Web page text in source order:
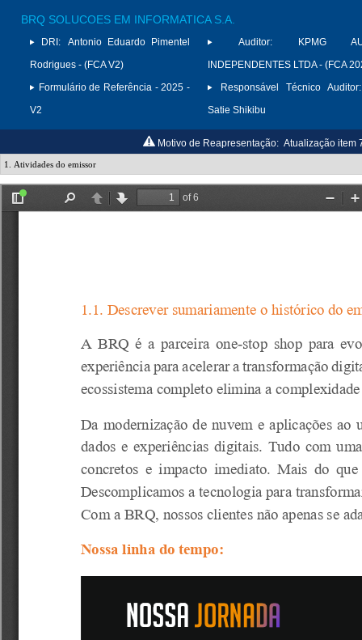
BRQ SOLUCOES EM INFORMATICA S.A.
DRI:
Antonio Eduardo Pimentel
Rodrigues - (FCA V2)
Formulário de Referência - 2025 -
V2
Auditor:
KPMG
INDEPENDENTES LTDA - (FCA
Responsável Técnico Auditor:
Satie Shikibu
Motivo de Reapresentação: Atualização item